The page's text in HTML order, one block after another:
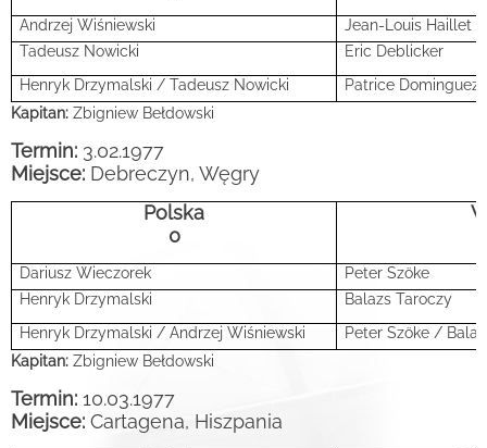
Andrzej Wiśniewski
Jean-Louis Haillet
Tadeusz Nowicki
Eric Deblicker
Henryk Drzymalski / Tadeusz Nowicki
Patrice
Kapitan: Zbigniew Bełdowski
Termin: 3.02.1977
Miejsce: Debreczyn, Węgry
Polska
0
Dariusz Wieczorek Peter Szöke
Henryk Drzymalski
Balazs Taroczy
Henryk Drzymalski / Andrzej Wiśniewski
Peter Szöke /
Kapitan: Zbigniew Bełdowski
Termin: 10.03.1977
Miejsce: Cartagena, Hiszpania